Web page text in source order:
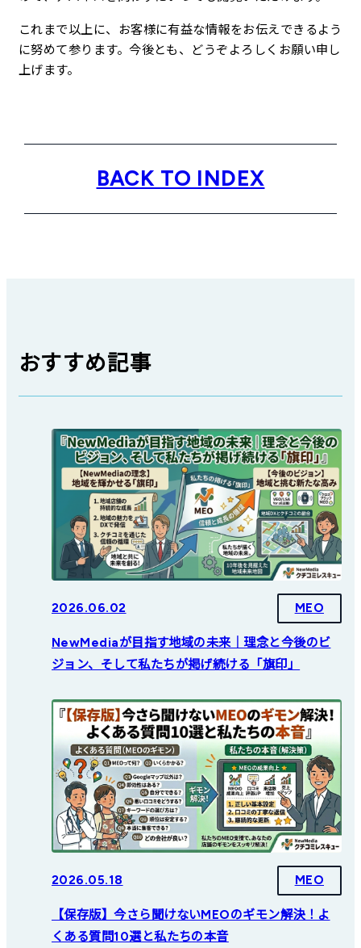
お問い合わせ
これまで以上に、お客様に有益な情報をお伝えできるよう
に努めて参ります。今後とも、どうぞよろしくお願い申し
上げます。
BACK TO INDEX
おすすめ記事
2026.06.02 MEO
NewMediaが目指す地域の未来｜理念と今後のビ
ジョン、そして私たちが掲げ続ける「旗印」
2026.05.18 MEO
【保存版】今さら聞けないMEOのギモン解決！よ
くある質問10選と私たちの本音